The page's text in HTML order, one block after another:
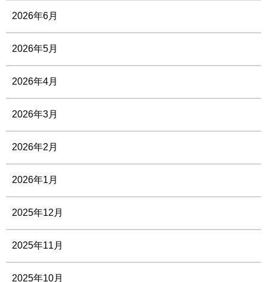
2026年6月
2026年5月
2026年4月
2026年3月
2026年2月
2026年1月
2025年12月
2025年11月
2025年10月